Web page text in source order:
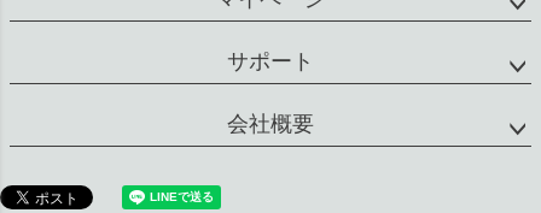
会社概要
特定商取引法に基づく表示